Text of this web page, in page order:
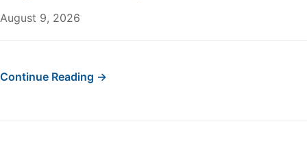
August 9, 2026
Continue Reading →